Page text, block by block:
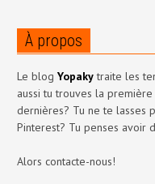
À propos
Le blog Yopakytraite les
aussi tu trouves la
dernières? Tu ne te lasses
Pinterest? Tu penses avoir
Alors contacte-nous!